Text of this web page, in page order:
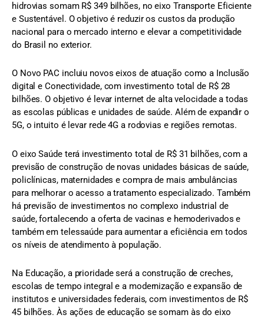
hidrovias somam R$ 349 bilhões, no eixo Transporte Eficiente
e Sustentável. O objetivo é reduzir os custos da produção
nacional para o mercado interno e elevar a competitividade
do Brasil no exterior.
O Novo PAC incluiu novos eixos de atuação como a Inclusão
digital e Conectividade, com investimento total de R$ 28
bilhões. O objetivo é levar internet de alta velocidade a todas
as escolas públicas e unidades de saúde. Além de expandir o
5G, o intuito é levar rede 4G a rodovias e regiões remotas.
O eixo Saúde terá investimento total de R$ 31 bilhões, com a
previsão de construção de novas unidades básicas de saúde,
policlínicas, maternidades e compra de mais ambulâncias
para melhorar o acesso a tratamento especializado. Também
há previsão de investimentos no complexo industrial de
saúde, fortalecendo a oferta de vacinas e hemoderivados e
também em telessaúde para aumentar a eficiência em todos
os níveis de atendimento à população.
Na Educação, a prioridade será a construção de creches,
escolas de tempo integral e a modernização e expansão de
institutos e universidades federais, com investimentos de R$
45 bilhões. Às ações de educação se somam às do eixo